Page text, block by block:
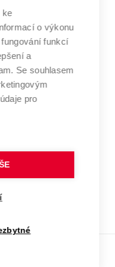
učení
technické
ke
o výkonu
funkcí
a
Se souhlasem
pro